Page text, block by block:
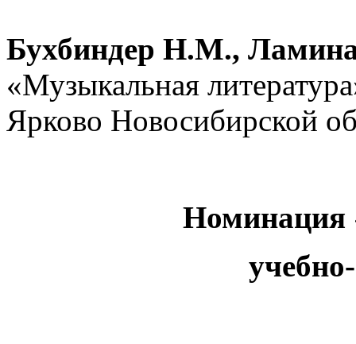
Бухбиндер Н.М.,
«Музыкальная
Ярково Новосибирской
Номинация